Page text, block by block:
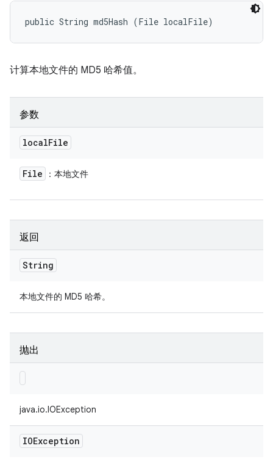
public String md5Hash (File localFile)
计算本地文件的 MD5 哈希值。
参数
localFile
File ：本地文件
返回
String
本地文件的 MD5 哈希。
抛出
java.io.IOException
IOException